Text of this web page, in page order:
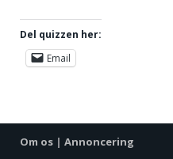
Del quizzen her:
Email
Om os | Annoncering